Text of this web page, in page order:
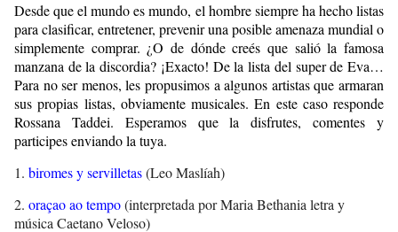
Desde que el mundo es mundo, el hombre siempre ha hecho listas
para clasificar, entretener, prevenir una posible amenaza mundial o
simplemente comprar. ¿O de dónde creés que salió la famosa
manzana de la discordia? ¡Exacto! De la lista del super de Eva…
Para no ser menos, les propusimos a algunos artistas que armaran
sus propias listas, obviamente musicales. En este caso responde
Rossana Taddei. Esperamos que la disfrutes, comentes y
participes enviando la tuya.
1. biromes y servilletas(Leo Maslíah)
2. oraçao ao tempo(interpretada por Maria Bethania letra y
música Caetano Veloso)